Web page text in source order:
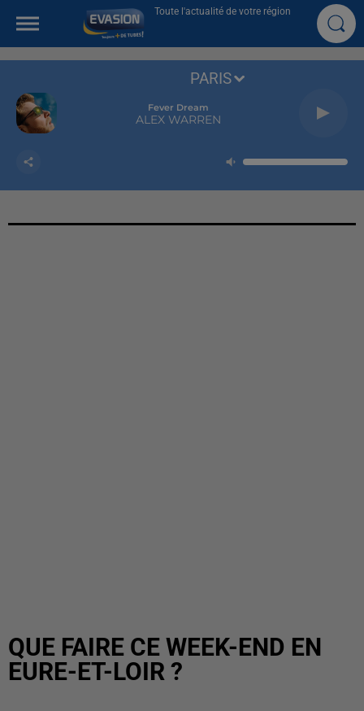
Toute l'actualité de votre région
Fever Dream
ALEX WARREN
PARIS
QUE FAIRE CE WEEK-END EN
EURE-ET-LOIR ?